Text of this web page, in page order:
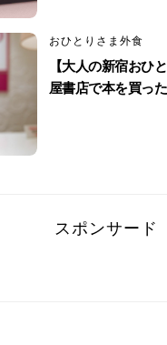
おひとりさま外食
【大人の新宿おひ
屋書店で本を買っ
スポンサード